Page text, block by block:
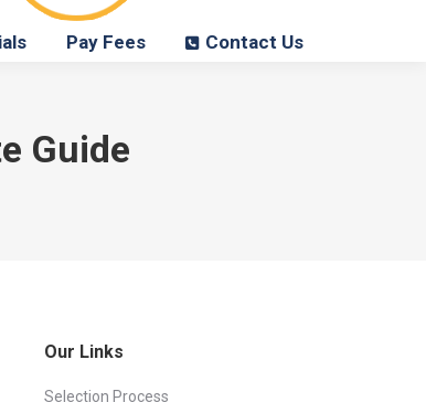
Pay Fees Contact Us
Guide
Our Links
Selection Process